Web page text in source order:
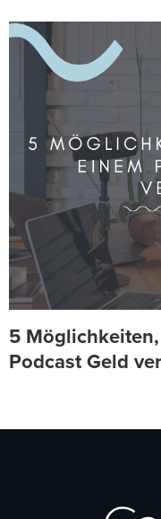
5
Podcast Geld